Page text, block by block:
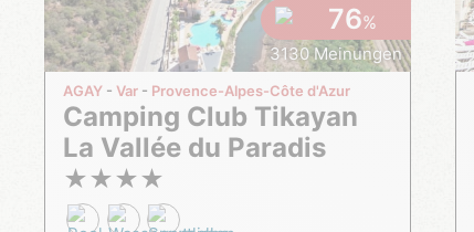
76%
3130 Meinungen
AGAY Var Provence-Alpes-Côte d'Azur
Camping Club Tikayan
La Vallée du Paradis
★★★★